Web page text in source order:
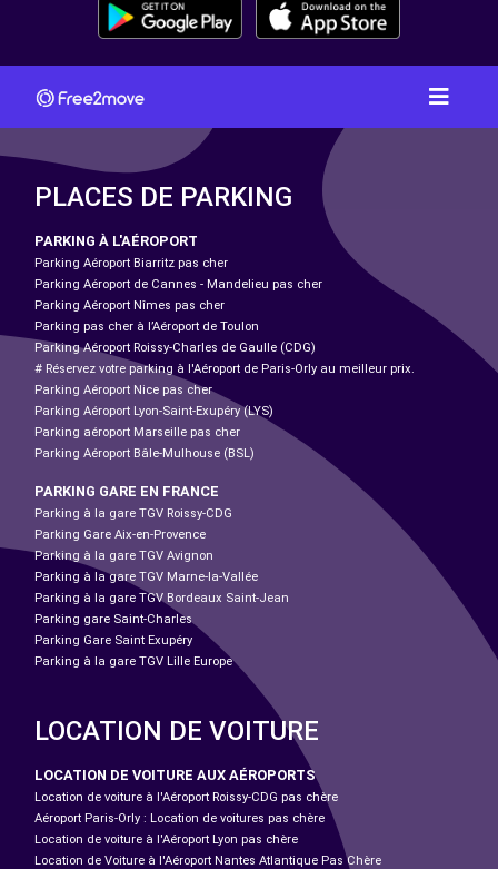
PLACES DE PARKING
PARKING À L'AÉROPORT
Parking Aéroport Biarritz pas cher
Parking Aéroport de Cannes - Mandelieu pas cher
Parking Aéroport Nîmes pas cher
Parking pas cher à l’Aéroport de Toulon
Parking Aéroport Roissy-Charles de Gaulle (CDG)
# Réservez votre parking à l'Aéroport de Paris-Orly au meilleur prix.
Parking Aéroport Nice pas cher
Parking Aéroport Lyon-Saint-Exupéry (LYS)
Parking aéroport Marseille pas cher
Parking Aéroport Bâle-Mulhouse (BSL)
PARKING GARE EN FRANCE
Parking à la gare TGV Roissy-CDG
Parking Gare Aix-en-Provence
Parking à la gare TGV Avignon
Parking à la gare TGV Marne-la-Vallée
Parking à la gare TGV Bordeaux Saint-Jean
Parking gare Saint-Charles
Parking Gare Saint Exupéry
Parking à la gare TGV Lille Europe
LOCATION DE VOITURE
LOCATION DE VOITURE AUX AÉROPORTS
Location de voiture à l'Aéroport Roissy-CDG pas chère
Aéroport Paris-Orly : Location de voitures pas chère
Location de voiture à l'Aéroport Lyon pas chère
Location de Voiture à l'Aéroport Nantes Atlantique Pas Chère